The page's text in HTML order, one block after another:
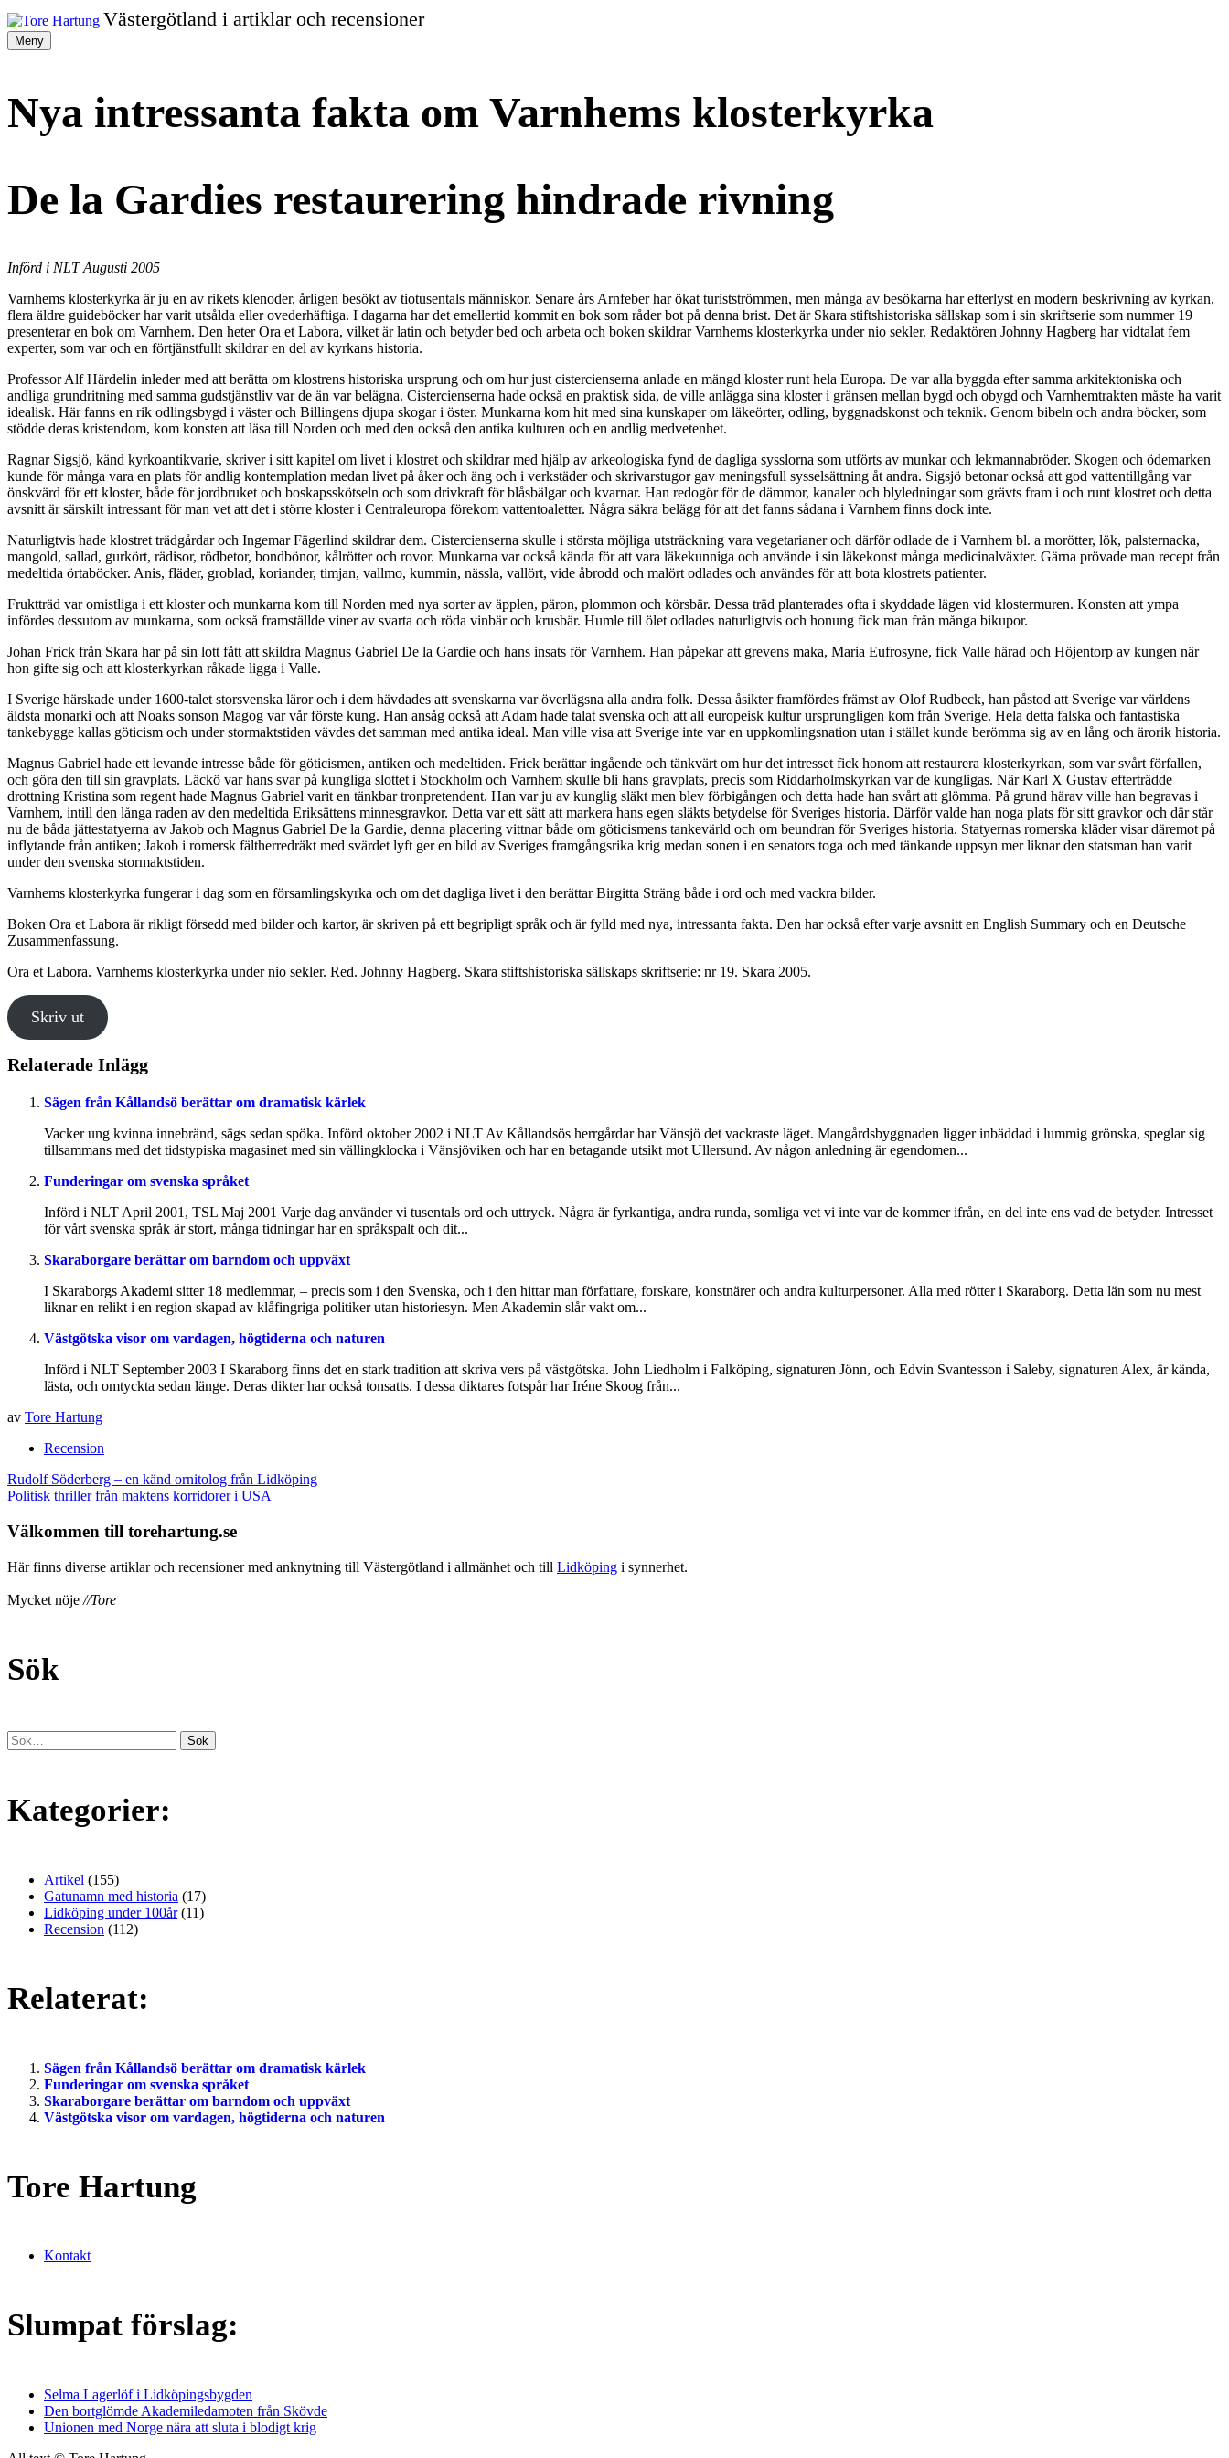
Gå
vidare
till
Tore
Västergötland i artiklar och recensioner
Meny
Nya intressanta fakta om Varnhems klosterkyrka
De la Gardies restaurering hindrade rivning
Införd i NLT Augusti 2005
Varnhems klosterkyrka är ju en av rikets klenoder, årligen besökt av tiotusentals människor. Senare års Arnfeber har ökat turistströmmen, men många av besökarna har efterlyst en modern beskrivning av kyrkan,
flera äldre guideböcker har varit utsålda eller ovederhäftiga. I dagarna har det emellertid kommit en bok som råder bot på denna brist. Det är Skara stiftshistoriska sällskap som i sin skriftserie som nummer 19
presenterar en bok om Varnhem. Den heter Ora et Labora, vilket är latin och betyder bed och arbeta och boken skildrar Varnhems klosterkyrka under nio sekler. Redaktören Johnny Hagberg har vidtalat fem
experter, som var och en förtjänstfullt skildrar en del av kyrkans historia.
Professor Alf Härdelin inleder med att berätta om klostrens historiska ursprung och om hur just cistercienserna anlade en mängd kloster runt hela Europa. De var alla byggda efter samma arkitektoniska och
andliga grundritning med samma gudstjänstliv var de än var belägna. Cistercienserna hade också en praktisk sida, de ville anlägga sina kloster i gränsen mellan bygd och obygd och Varnhemtrakten måste ha varit
idealisk. Här fanns en rik odlingsbygd i väster och Billingens djupa skogar i öster. Munkarna kom hit med sina kunskaper om läkeörter, odling, byggnadskonst och teknik. Genom bibeln och andra böcker, som
stödde deras kristendom, kom konsten att läsa till Norden och med den också den antika kulturen och en andlig medvetenhet.
Ragnar Sigsjö, känd kyrkoantikvarie, skriver i sitt kapitel om livet i klostret och skildrar med hjälp av arkeologiska fynd de dagliga sysslorna som utförts av munkar och lekmannabröder. Skogen och ödemarken
kunde för många vara en plats för andlig kontemplation medan livet på åker och äng och i verkstäder och skrivarstugor gav meningsfull sysselsättning åt andra. Sigsjö betonar också att god vattentillgång var
önskvärd för ett kloster, både för jordbruket och boskapsskötseln och som drivkraft för blåsbälgar och kvarnar. Han redogör för de dämmor, kanaler och blyledningar som grävts fram i och runt klostret och detta
avsnitt är särskilt intressant för man vet att det i större kloster i Centraleuropa förekom vattentoaletter. Några säkra belägg för att det fanns sådana i Varnhem finns dock inte.
Naturligtvis hade klostret trädgårdar och Ingemar Fägerlind skildrar dem. Cistercienserna skulle i största möjliga utsträckning vara vegetarianer och därför odlade de i Varnhem bl. a morötter, lök, palsternacka,
mangold, sallad, gurkört, rädisor, rödbetor, bondbönor, kålrötter och rovor. Munkarna var också kända för att vara läkekunniga och använde i sin läkekonst många medicinalväxter. Gärna prövade man recept från
medeltida örtaböcker. Anis, fläder, groblad, koriander, timjan, vallmo, kummin, nässla, vallört, vide åbrodd och malört odlades och användes för att bota klostrets patienter.
Fruktträd var omistliga i ett kloster och munkarna kom till Norden med nya sorter av äpplen, päron, plommon och körsbär. Dessa träd planterades ofta i skyddade lägen vid klostermuren. Konsten att ympa
infördes dessutom av munkarna, som också framställde viner av svarta och röda vinbär och krusbär. Humle till ölet odlades naturligtvis och honung fick man från många bikupor.
Johan Frick från Skara har på sin lott fått att skildra Magnus Gabriel De la Gardie och hans insats för Varnhem. Han påpekar att grevens maka, Maria Eufrosyne, fick Valle härad och Höjentorp av kungen när
hon gifte sig och att klosterkyrkan råkade ligga i Valle.
I Sverige härskade under 1600-talet storsvenska läror och i dem hävdades att svenskarna var överlägsna alla andra folk. Dessa åsikter framfördes främst av Olof Rudbeck, han påstod att Sverige var världens
äldsta monarki och att Noaks sonson Magog var vår förste kung. Han ansåg också att Adam hade talat svenska och att all europeisk kultur ursprungligen kom från Sverige. Hela detta falska och fantastiska
tankebygge kallas göticism och under stormaktstiden vävdes det samman med antika ideal. Man ville visa att Sverige inte var en uppkomlingsnation utan i stället kunde berömma sig av en lång och ärorik historia.
Magnus Gabriel hade ett levande intresse både för göticismen, antiken och medeltiden. Frick berättar ingående och tänkvärt om hur det intresset fick honom att restaurera klosterkyrkan, som var svårt förfallen,
och göra den till sin gravplats. Läckö var hans svar på kungliga slottet i Stockholm och Varnhem skulle bli hans gravplats, precis som Riddarholmskyrkan var de kungligas. När Karl X Gustav efterträdde
drottning Kristina som regent hade Magnus Gabriel varit en tänkbar tronpretendent. Han var ju av kunglig släkt men blev förbigången och detta hade han svårt att glömma. På grund härav ville han begravas i
Varnhem, intill den långa raden av den medeltida Eriksättens minnesgravkor. Detta var ett sätt att markera hans egen släkts betydelse för Sveriges historia. Därför valde han noga plats för sitt gravkor och där står
nu de båda jättestatyerna av Jakob och Magnus Gabriel De la Gardie, denna placering vittnar både om göticismens tankevärld och om beundran för Sveriges historia. Statyernas romerska kläder visar däremot på
inflytande från antiken; Jakob i romersk fältherredräkt med svärdet lyft ger en bild av Sveriges framgångsrika krig medan sonen i en senators toga och med tänkande uppsyn mer liknar den statsman han varit
under den svenska stormaktstiden.
Varnhems klosterkyrka fungerar i dag som en församlingskyrka och om det dagliga livet i den berättar Birgitta Sträng både i ord och med vackra bilder.
Boken Ora et Labora är rikligt försedd med bilder och kartor, är skriven på ett begripligt språk och är fylld med nya, intressanta fakta. Den har också efter varje avsnitt en English Summary och en Deutsche
Zusammenfassung.
Ora et Labora. Varnhems klosterkyrka under nio sekler. Red. Johnny Hagberg. Skara stiftshistoriska sällskaps skriftserie: nr 19. Skara 2005.
Skriv ut
Relaterade Inlägg
Sägen från Kållandsö berättar om dramatisk kärlek
Vacker ung kvinna innebränd, sägs sedan spöka. Införd oktober 2002 i NLT Av Kållandsös herrgårdar har Vänsjö det vackraste läget. Mangårdsbyggnaden ligger inbäddad i lummig grönska, speglar sig
tillsammans med det tidstypiska magasinet med sin vällingklocka i Vänsjöviken och har en betagande utsikt mot Ullersund. Av någon anledning är egendomen...
Funderingar om svenska språket
Införd i NLT April 2001, TSL Maj 2001 Varje dag använder vi tusentals ord och uttryck. Några är fyrkantiga, andra runda, somliga vet vi inte var de kommer ifrån, en del inte ens vad de betyder. Intresset
för vårt svenska språk är stort, många tidningar har en språkspalt och dit...
Skaraborgare berättar om barndom och uppväxt
I Skaraborgs Akademi sitter 18 medlemmar, – precis som i den Svenska, och i den hittar man författare, forskare, konstnärer och andra kulturpersoner. Alla med rötter i Skaraborg. Detta län som nu mest
liknar en relikt i en region skapad av klåfingriga politiker utan historiesyn. Men Akademin slår vakt om...
Västgötska visor om vardagen, högtiderna och naturen
Införd i NLT September 2003 I Skaraborg finns det en stark tradition att skriva vers på västgötska. John Liedholm i Falköping, signaturen Jönn, och Edvin Svantesson i Saleby, signaturen Alex, är kända,
lästa, och omtyckta sedan länge. Deras dikter har också tonsatts. I dessa diktares fotspår har Iréne Skoog från...
av Tore Hartung
Recension
Inläggsnavigering
Rudolf Söderberg – en känd ornitolog från Lidköping
Politisk thriller från maktens korridorer i USA
Välkommen till torehartung.se
Här finns diverse artiklar och recensioner med anknytning till Västergötland i allmänhet och till Lidköping i synnerhet.
Mycket nöje //Tore
Sök
Kategorier:
Artikel (155)
Gatunamn med historia (17)
Lidköping under 100år(11)
Recension (112)
Relaterat:
Sägen från Kållandsö berättar om dramatisk kärlek
Funderingar om svenska språket
Skaraborgare berättar om barndom och uppväxt
Västgötska visor om vardagen, högtiderna och naturen
Tore Hartung
Kontakt
Slumpat förslag:
Selma Lagerlöf i Lidköpingsbygden
Den bortglömde Akademiledamoten från Skövde
Unionen med Norge nära att sluta i blodigt krig